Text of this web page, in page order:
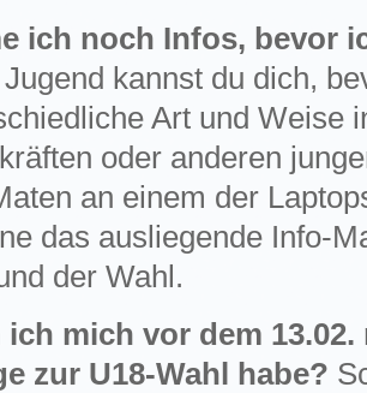
ich noch Infos, bevor
kannst du dich,
Art und Weise
oder anderen
an einem der
das ausliegende Info-
der Wahl.
ich mich vor dem
zur U18-Wahl habe?